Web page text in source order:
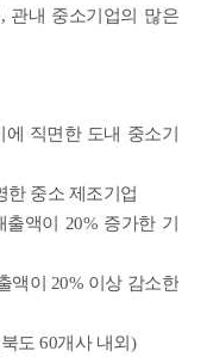
관내 중소기업의 많은
직면한 도내 중소기
한 중소 제조기업
액이 20% 증가한 기
액이 20% 이상 감소한
도 60개사 내외)